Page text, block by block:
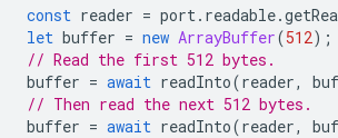
const reader = port. readable.
let buffer = new ArrayBuffer(512);
// Read the first 512 bytes.
buffer = await readInto(reader,
// Then read the next 512 bytes.
buffer = await readInto(reader,